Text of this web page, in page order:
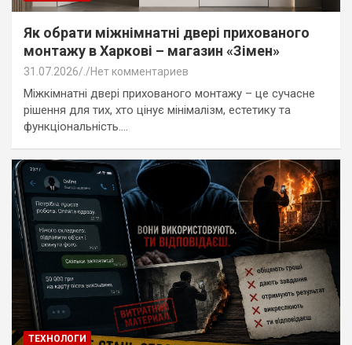
Як обрати міжнімнатні двері прихованого
монтажу в Харкові – магазин «Зімен»
31.07.2026 Нет комментариев
Міжкімнатні двері прихованого монтажу – це сучасне
рішення для тих, хто цінує мінімалізм, естетику та
функціональність.…
ТЕХНОЛОГИ